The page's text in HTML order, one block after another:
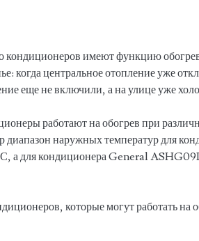
кондиционеров имеют функцию
когда центральное отопление уже
еще не включили, а на улице уже
работают на обогрев при
наружных температур для
а для кондиционера General
которые могут работать на